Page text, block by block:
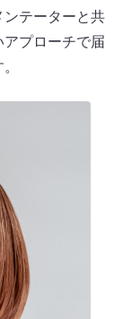
ンテーターと共
プローチで届